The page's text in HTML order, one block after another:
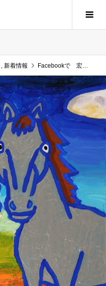
, 新着情報 Facebookで 宏介の馬の絵を見つけました